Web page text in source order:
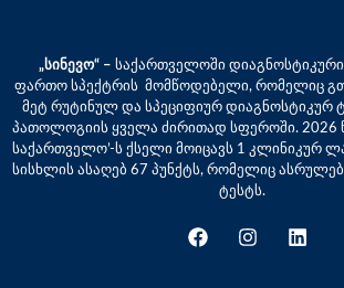
„სინევო“ – საქართველოში დიაგნოსტიკური
ფართო სპექტრის მომწოდებელი, რომელიც
მეტ რუტინულ და სპეციფიურ დიაგნოსტიკურ
პათოლოგიის ყველა ძირითად სფეროში. 2026
საქართველო’-ს ქსელი მოიცავს 1 კლინიკურ
სისხლის ასაღებ 67 პუნქტს, რომელიც
ტესტს.